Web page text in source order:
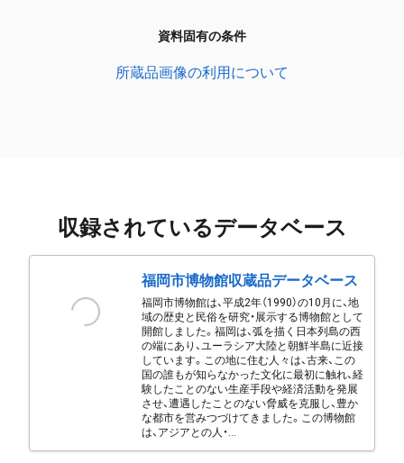
資料固有の条件
所蔵品画像の利用について
収録されているデータベース
福岡市博物館収蔵品データベース
福岡市博物館は、平成2年（1990）の10月に、地
域の歴史と民俗を研究・展示する博物館として
開館しました。福岡は、弧を描く日本列島の西
の端にあり、ユーラシア大陸と朝鮮半島に近接
しています。この地に住む人々は、古来、この
国の誰もが知らなかった文化に最初に触れ、経
験したことのない生産手段や経済活動を発展
させ、遭遇したことのない脅威を克服し、豊か
な都市を営みつづけてきました。この博物館
は、アジアとの人・...